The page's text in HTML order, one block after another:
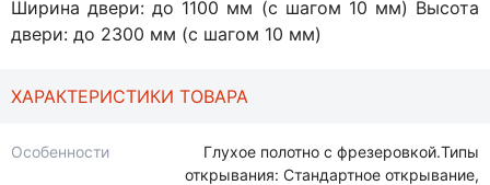
Ширина двери: до 1100 мм (с шагом 10 мм) Высота
двери: до 2300 мм (с шагом 10 мм)
ХАРАКТЕРИСТИКИ ТОВАРА
Особенности
Глухое полотно с фрезеровкой.Типы
открывания: Стандартное открывание,